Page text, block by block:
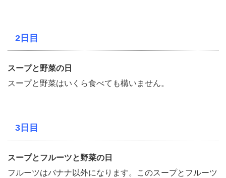
2日目
スープと野菜の日
スープと野菜はいくら食べても構いません。
3日目
スープとフルーツと野菜の日
フルーツはバナナ以外になります。このスープとフルーツ